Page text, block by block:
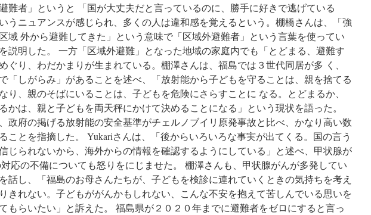
避難者」というと 「国が大丈夫だと言っているのに、勝手に好きで逃げている
うニュアンスが感じられ、多くの人は違和感を覚えるという。棚橋さんは、「強
域 外から避難してきた」という意味で「区域外避難者」という言葉を使ってい
説明した。 一方「区域外避難」となった地域の家庭内でも「とどまる、避難す
ぐり、わだかまりが生まれている。棚澤さんは、福島では３世代同居が多 く、
「しがらみ」があることを述べ、「放射能から子どもを守ることは、親を捨てる
り、親のそばにいることは、子どもを危険にさらすことに なる。とどまるか、
かは、親と子どもを両天秤にかけて決めることになる」という現状を語った。
政府の掲げる放射能の安全基準がチェルノブイリ原発事故と比べ、かなり高い数
ことを指摘した。 Yukariさんは、「後からいろいろな事実が出てくる。国の言う
じられないから、海外からの情報を確認するようにしている」と述べ、甲状腺が
応の不備についても怒りをにじませた。 棚澤さんも、甲状腺がんが多発してい
話し、「福島のお母さんたちが、子どもを検診に連れていくときの気持ちを考え
きれない。子どもががんかもしれない、こんな不安を抱えて苦しんでいる思いを
もらいたい」と訴えた。 福島県が２０２０年までに避難者をゼロにすると言っ